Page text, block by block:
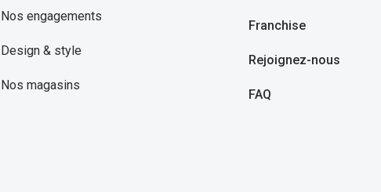
Nos engagements
Design & style
Nos magasins
Franchise
Rejoignez-nous
FAQ